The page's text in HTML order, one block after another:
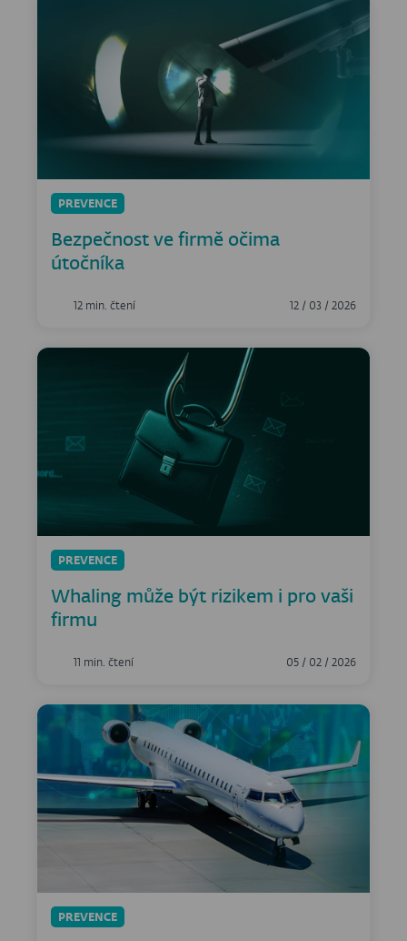
PREVENCE
Bezpečnost ve firmě očima
útočníka
12 min. čtení 12 / 03 / 2026
PREVENCE
Whaling může být rizikem i pro vaši
firmu
11 min. čtení 05 / 02 / 2026
PREVENCE